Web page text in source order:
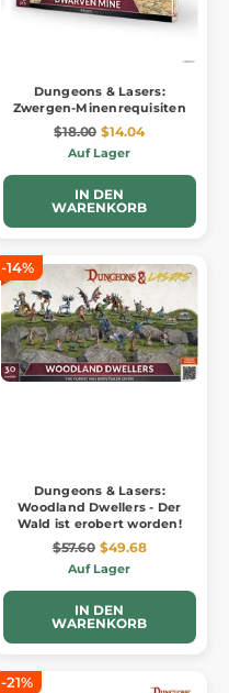
Dungeons & Lasers:
Zwergen-Minenrequisiten
$18.00 $14.04
Auf Lager
IN DEN
WARENKORB
-14%
Dungeons & Lasers:
Woodland Dwellers - Der
Wald ist erobert worden!
$57.60 $49.68
Auf Lager
IN DEN
WARENKORB
-21%